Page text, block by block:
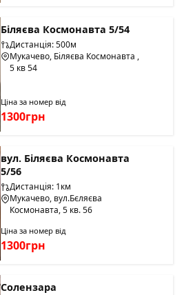
Біляєва Космонавта 5/54
Дистанція: 500м
Мукачево, Біляєва Космонавта ,
5 кв 54
Ціна за номер від
1300грн
вул. Біляєва Космонавта
5/56
Дистанція: 1км
Мукачево, вул.Бєляєва
Космонавта, 5 кв. 56
Ціна за номер від
1300грн
Солензара